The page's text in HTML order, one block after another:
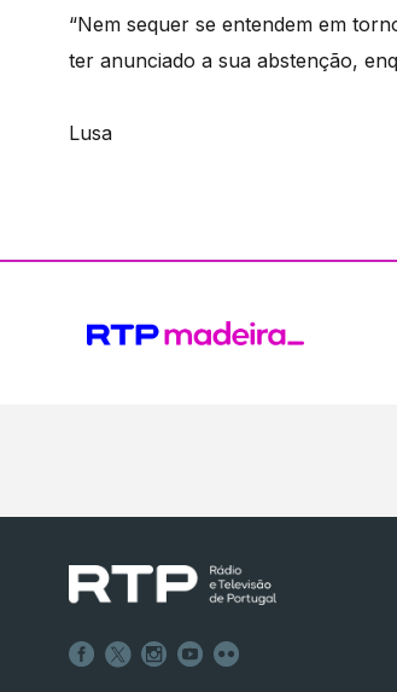
“Nem sequer se entendem em
ter anunciado a sua abstenção,
Lusa